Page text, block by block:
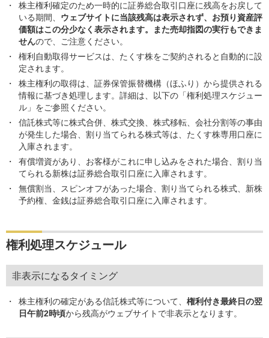
株主権利確定のため一時的に証券総合取引口座に残高をお戻して
いる期間、 ウェブサイトに当該残高は表示されず、お預り資産評
価額はこの分少なく表示されます。また売却指図の実行もできま
せんので、ご注意ください。
権利自動取得サービスは、たくす株をご契約されると自動的に設
定されます。
株主権利の取得は、証券保管振替機構（ほふり）から提供される
情報に基づき処理します。詳細は、以下の「権利処理スケジュー
ル」をご参照ください。
信託株式等に株式合併、株式交換、株式移転、会社分割等の事由
が発生した場合、割り当てられる株式等は、たくす株専用口座に
入庫されます。
有償増資があり、お客様がこれに申し込みをされた場合、割り当
てられる新株は証券総合取引口座に入庫されます。
無償割当、スピンオフがあった場合、割り当てられる株式、新株
予約権、金銭は証券総合取引口座に入庫されます。
権利処理スケジュール
非表示になるタイミング
株主権利の確定がある信託株式等について、 権利付き最終日の翌
日午前2時頃から残高がウェブサイトで非表示となります。